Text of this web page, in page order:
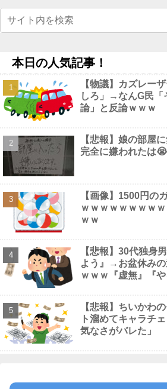
【画像】 加藤綾子アナ、無防備パ○チラ
2026スーパーフォーミュラ第8戦「
【動画】 歌舞伎町女子さん、ラブホに
論争になった「ディスク販売終了」、カ
細がコチラ・・・「え？ウチはデジタルが
っすよｗ」他 NEW!
【速報】習近平が愛国心を煽った結果
テーマパーク」が各地で人気 1000人超が
NEW!
【画像】 大久保佳代子さん、やっぱり
ｗ NEW!
ジャッキー・チェン「濃いメンツでお
Powered by livedoor 相互RSS
本日の人気記事！
【物議】カズレー
しろ」→なんG民「
論」と反論ｗｗｗ
【悲報】娘の部屋
完全に嫌われたは😭
【画像】1500円の
ｗｗｗｗｗｗｗｗ
ｗｗ
【悲報】30代独身
よう』→お盆休み
ｗｗｗ『虚無』『や
【悲報】ちいかわ
ト溜めてキャラチ
気なさがバレた」